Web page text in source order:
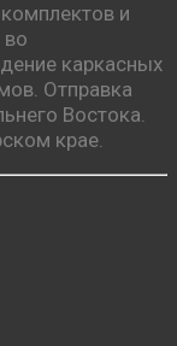
и
во
каркасных
Отправка
Востока.
крае.